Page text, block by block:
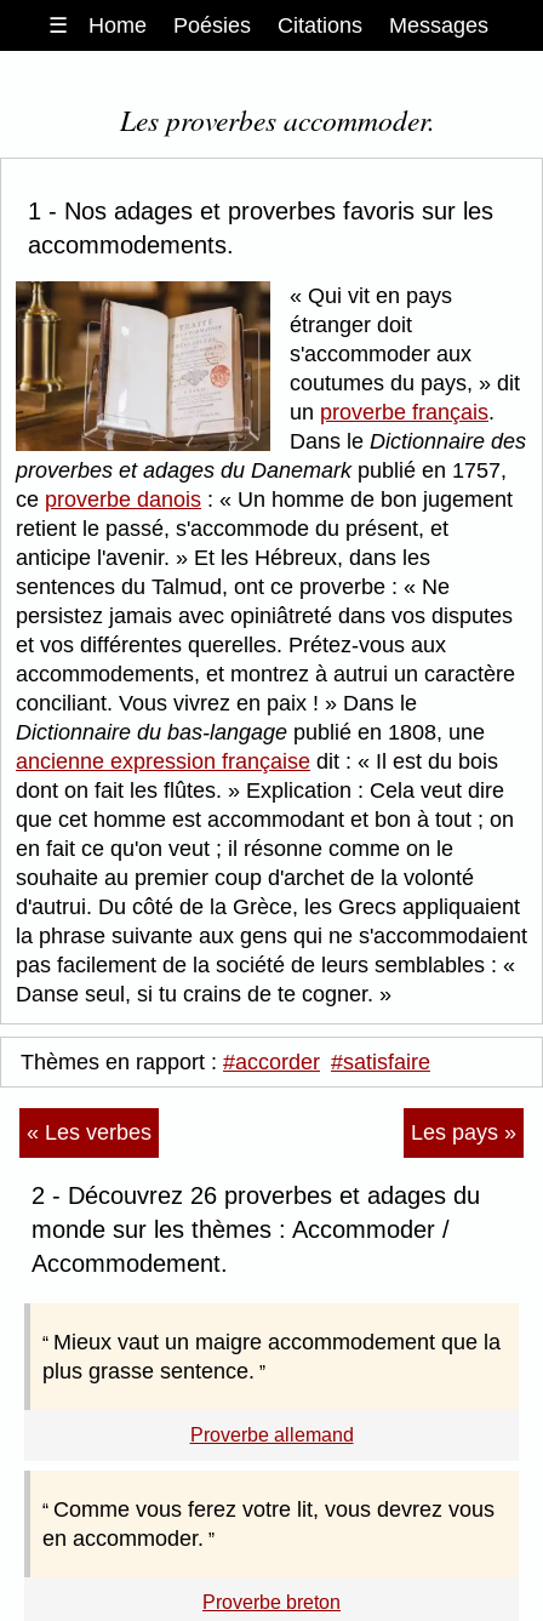
☰ Home Poésies Citations Messages
Les proverbes accommoder.
1 - Nos adages et proverbes favoris sur les
accommodements.
Qui vit en pays
étranger doit
s'accommoder aux
coutumes du pays,
dit
un proverbe français.
Dans le Dictionnaire des
proverbes et adages du Danemarkpublié en 1757,
ce proverbe danois :
Un homme de bon jugement
retient le passé, s'accommode du présent, et
anticipe l'avenir.
Et les Hébreux, dans les
sentences du Talmud, ont ce proverbe :
Ne
persistez jamais avec opiniâtreté dans vos disputes
et vos différentes querelles. Prétez-vous aux
accommodements, et montrez à autrui un caractère
conciliant. Vous vivrez en paix !
Dans le
Dictionnaire du bas-langage publié en 1808, une
ancienne expression française dit :
Il est du bois
dont on fait les flûtes.
Explication : Cela veut dire
que cet homme est accommodant et bon à tout ; on
en fait ce qu'on veut ; il résonne comme on le
souhaite au premier coup d'archet de la volonté
d'autrui. Du côté de la Grèce, les Grecs appliquaient
la phrase suivante aux gens qui ne s'accommodaient
pas facilement de la société de leurs semblables :
Danse seul, si tu crains de te cogner.
Thèmes en rapport : #accorder #satisfaire
« Les verbes Les pays »
2 - Découvrez 26 proverbes et adages du
monde sur les thèmes : Accommoder /
Accommodement.
Mieux vaut un maigre accommodement que la
plus grasse sentence.
Proverbe allemand
Comme vous ferez votre lit, vous devrez vous
en accommoder.
Proverbe breton